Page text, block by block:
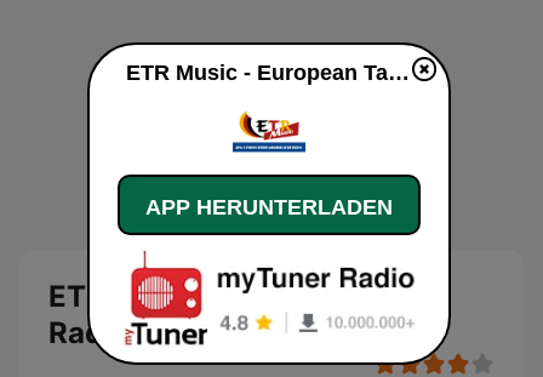
ETR Music - European Tamil
Radio Live
ETR Music - European Tamil Radio live
APP HERUNTERLADEN